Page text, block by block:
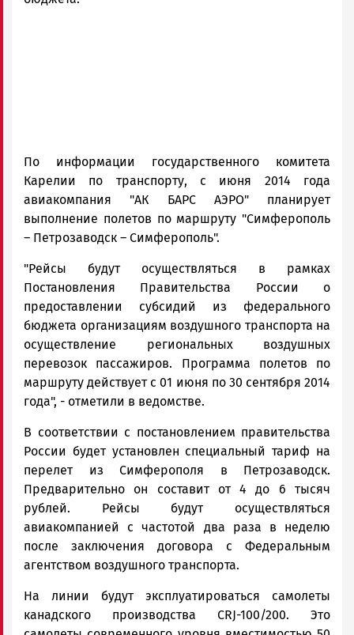
По информации государственного комитета
Карелии по транспорту, с июня 2014 года
авиакомпания "АК БАРС АЭРО" планирует
выполнение полетов по маршруту "Симферополь
– Петрозаводск – Симферополь".
"Рейсы будут осуществляться в рамках
Постановления Правительства России о
предоставлении субсидий из федерального
бюджета организациям воздушного транспорта на
осуществление региональных воздушных
перевозок пассажиров. Программа полетов по
маршруту действует с 01 июня по 30 сентября 2014
года", - отметили в ведомстве.
В соответствии с постановлением правительства
России будет установлен специальный тариф на
перелет из Симферополя в Петрозаводск.
Предварительно он составит от 4 до 6 тысяч
рублей. Рейсы будут осуществляться
авиакомпанией с частотой два раза в неделю
после заключения договора с Федеральным
агентством воздушного транспорта.
На линии будут эксплуатироваться самолеты
канадского производства CRJ-100/200. Это